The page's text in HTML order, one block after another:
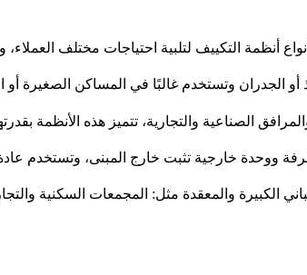
التكييف لتلبية احتياجات مختلف العملاء،
أو الجدران وتستخدم غالبًا في المساكن الصغيرة
الصناعية والتجارية، تتميز هذه الأنظمة
ووحدة خارجية تثبت خارج المبنى، وتستخدم
الكبيرة والمعقدة مثل: المجمعات السكنية